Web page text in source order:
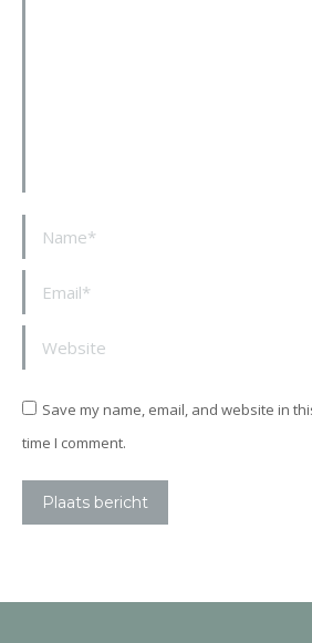
Name *
Email *
Website
Save my name, email, and website in
time I comment.
Plaats bericht